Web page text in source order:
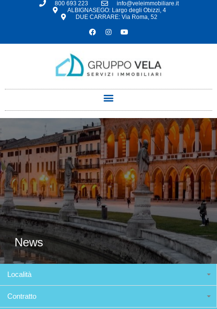
800 693 223
info@veleimmobiliare.it
ALBIGNASEGO: Largo degli Obizzi, 4
DUE CARRARE: Via Roma, 52
News
Località
Contratto